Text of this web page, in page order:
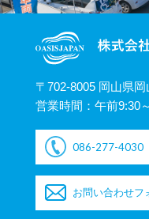
〒702-8005 岡山県
営業時間：午前9:30
086-277-4030
お問い合わせフ